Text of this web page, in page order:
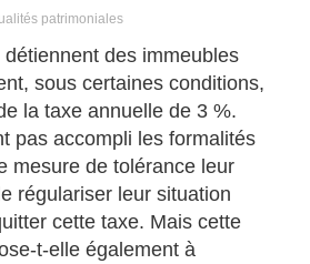
patrimoniales
des immeubles
sous certaines conditions,
la taxe annuelle de 3 %.
pas accompli les formalités
mesure de tolérance leur
régulariser leur situation
cette taxe. Mais cette
t-elle également à